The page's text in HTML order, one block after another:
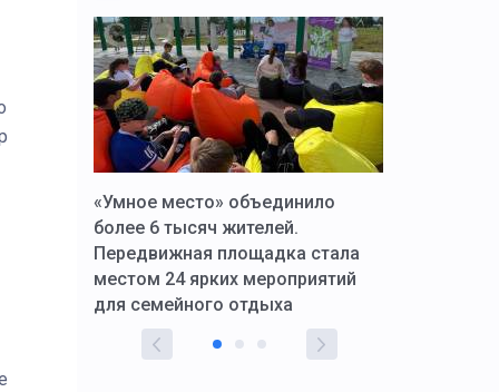
«Умное место» объединило
более 6 тысяч жителей.
Передвижная площадка стала
местом 24 ярких мероприятий
для семейного отдыха